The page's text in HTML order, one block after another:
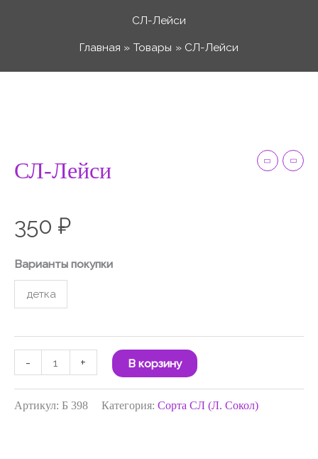
СЛ-Лейси
Главная
Товары СЛ-Лейси
СЛ-Лейси
350 ₽
Варианты покупки
детка
- + В корзину
Артикул: Б 398 Категория: Сорта СЛ (Л. Сокол)